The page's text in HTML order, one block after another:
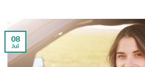
08
Jul